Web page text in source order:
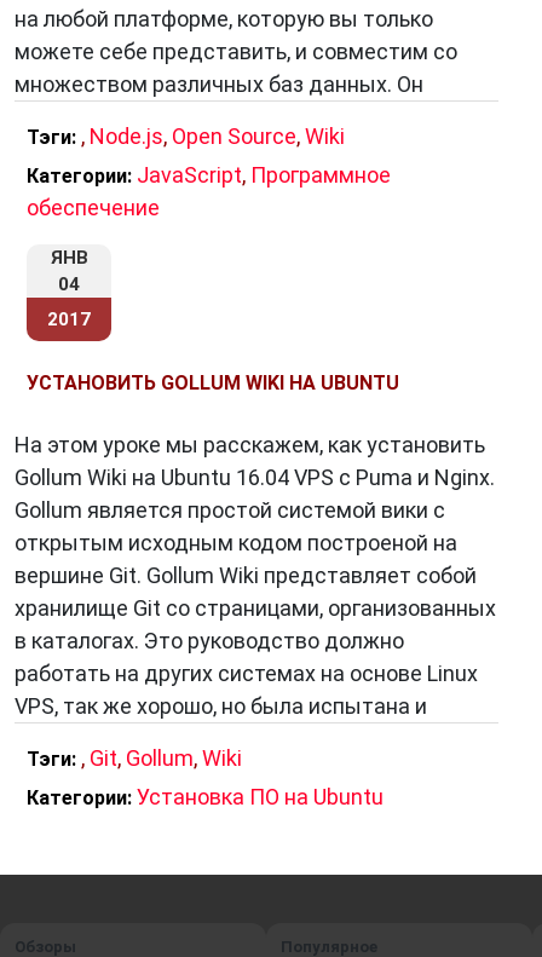
на любой платформе, которую вы только
можете себе представить, и совместим со
множеством различных баз данных. Он
Тэги: , Node.js, Open Source,Wiki
Категории: JavaScript, Программное
обеспечение
ЯНВ
04
2017
УСТАНОВИТЬ GOLLUM WIKI НА UBUNTU
На этом уроке мы расскажем, как установить
Gollum Wiki на Ubuntu 16.04 VPS с Puma и Nginx.
Gollum является простой системой вики с
открытым исходным кодом построеной на
вершине Git. Gollum Wiki представляет собой
хранилище Git со страницами, организованных
в каталогах. Это руководство должно
работать на других системах на основе Linux
VPS, так же хорошо, но была испытана и
Тэги: , Git, Gollum,Wiki
Категории: Установка ПО на Ubuntu
Обзоры Популярное